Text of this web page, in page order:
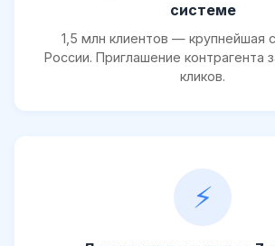
системе
1,5 млн клиентов — крупнейшая
России. Приглашение контрагента
кликов.
⚡